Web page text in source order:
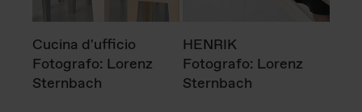
Cucina d'ufficio
Fotografo: Lorenz
Sternbach
HENRIK
Fotografo: Lorenz
Sternbach